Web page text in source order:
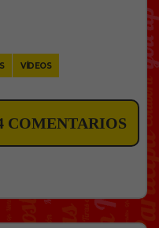
VÍDEOS
COMENTARIOS